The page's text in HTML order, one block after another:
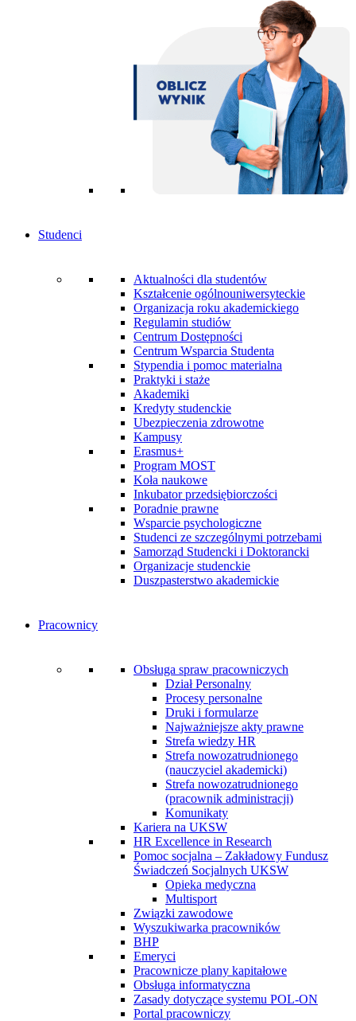
Studenci
Aktualności dla studentów
Kształcenie ogólnouniwersyteckie
Organizacja roku akademickiego
Regulamin studiów
Centrum Dostępności
Centrum Wsparcia Studenta
Stypendia i pomoc materialna
Praktyki i staże
Akademiki
Kredyty studenckie
Ubezpieczenia zdrowotne
Kampusy
Erasmus+
Program MOST
Koła naukowe
Inkubator przedsiębiorczości
Poradnie prawne
Wsparcie psychologiczne
Studenci ze szczególnymi potrzebami
Samorząd Studencki i Doktorancki
Organizacje studenckie
Duszpasterstwo akademickie
Pracownicy
Obsługa spraw pracowniczych
Dział Personalny
Procesy personalne
Druki i formularze
Najważniejsze akty prawne
Strefa wiedzy HR
Strefa nowozatrudnionego
(nauczyciel akademicki)
Strefa nowozatrudnionego
(pracownik administracji)
Komunikaty
Kariera na UKSW
HR Excellence in Research
Pomoc socjalna – Zakładowy Fundusz
Świadczeń Socjalnych UKSW
Opieka medyczna
Multisport
Związki zawodowe
Wyszukiwarka pracowników
BHP
Emeryci
Pracownicze plany kapitałowe
Obsługa informatyczna
Zasady dotyczące systemu POL-ON
Portal pracowniczy